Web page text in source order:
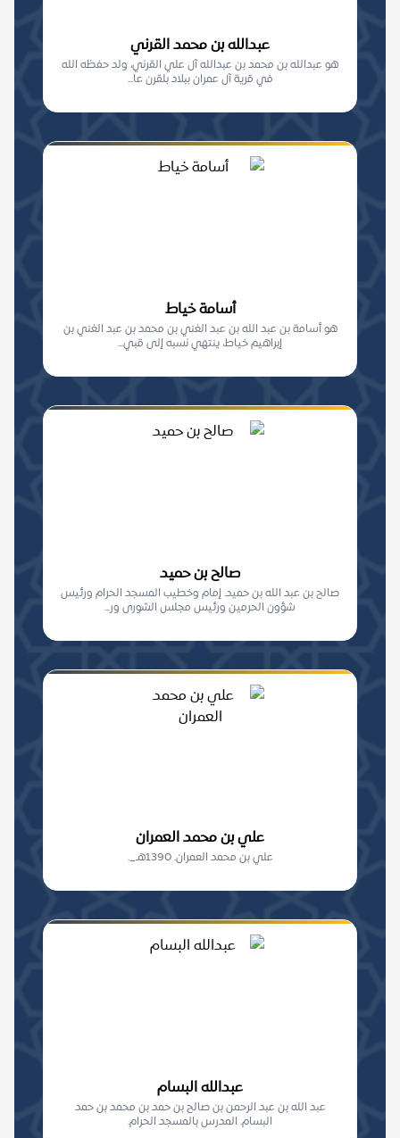
عبدالله بن محمد القرني
هو عبدالله بن محمد بن عبدالله آل علي القرني، ولد حفظه الله
في قرية آل عمران ببلاد بلقرن عا...
أسامة خياط
هو أسامة بن عبد الله بن عبد الغني بن محمد بن عبد الغني بن
إبراهيم خياط، ينتهي نسبه إلى قبي...
صالح بن حميد
صالح بن عبد الله بن حميد. إمام وخطيب المسجد الحرام ورئيس
شؤون الحرمين ورئيس مجلس الشورى ور...
علي بن محمد العمران
علي بن محمد العمران. 1390هـ_.
عبدالله البسام
عبد الله بن عبد الرحمن بن صالح بن حمد بن محمد بن حمد
البسام. المدرس بالمسجد الحرام.